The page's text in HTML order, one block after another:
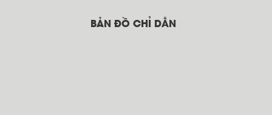
BẢN ĐỒ CHỈ DẪN